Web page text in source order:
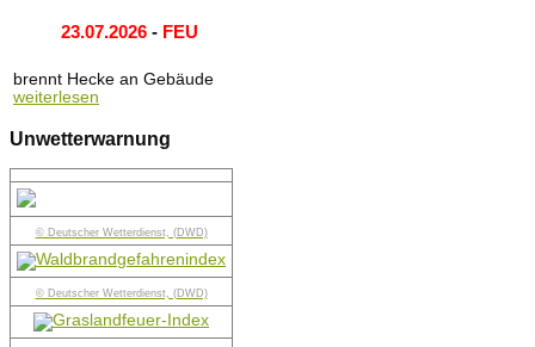
23.07.2026- FEU
brennt Hecke an Gebäude
weiterlesen
Unwetterwarnung
© Deutscher Wetterdienst, (DWD)
© Deutscher Wetterdienst, (DWD)